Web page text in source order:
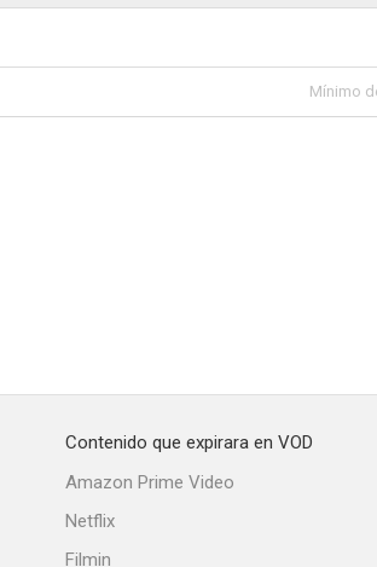
Mínimo
Contenido que expirara en VOD
Amazon Prime Video
Netflix
Filmin